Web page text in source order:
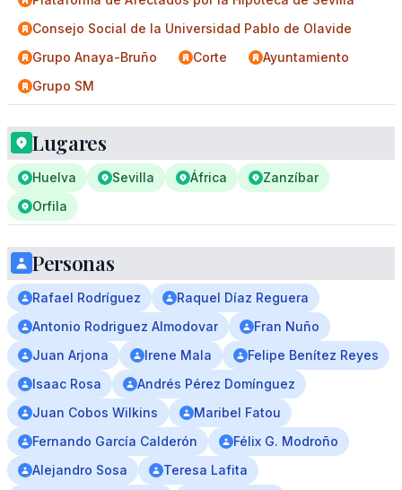
Consejo Social de la Universidad Pablo de Olavide
Grupo Anaya-Bruño
Corte
Ayuntamiento
Grupo SM
Lugares
Huelva Sevilla África
Zanzíbar
Orfila
Personas
Rafael Rodríguez
Raquel Díaz Reguera
Antonio Rodriguez Almodovar
Fran Nuño
Juan Arjona
Irene Mala
Felipe Benítez Reyes
Isaac Rosa
Andrés Pérez Domínguez
Juan Cobos Wilkins
Maribel Fatou
Fernando García Calderón
Félix G. Modroño
Alejandro Sosa
Teresa Lafita